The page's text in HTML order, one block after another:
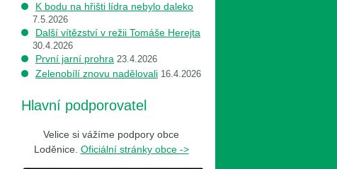
K bodu na hřišti lídra nebylo daleko
7.5.2026
Další vítězství v režii Tomáše Herejta
30.4.2026
První jarní prohra 23.4.2026
Zelenobílí znovu nadělovali 16.4.2026
Hlavní podporovatel
Velice si vážíme podpory obce
Loděnice. Oficiální stránky obce ->